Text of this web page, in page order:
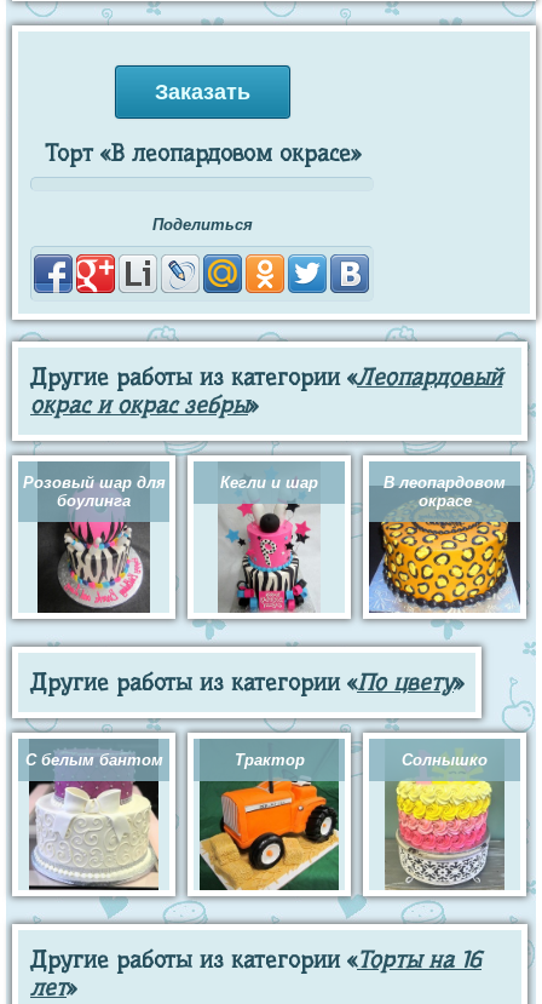
Заказать
Торт «В леопардовом окрасе»
Поделиться
Другие работы из категории «Леопардовый
окрас и окрас зебры»
Розовый шар для
боулинга
Кегли и шар
В леопардовом
окрасе
Другие работы из категории «По цвету»
С белым бантом Трактор Солнышко
Другие работы из категории «Торты на 16
лет»